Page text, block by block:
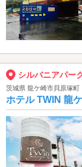
シルバニアパー
茨城県 龍ケ崎市貝原塚町
ホテル TWIN 龍